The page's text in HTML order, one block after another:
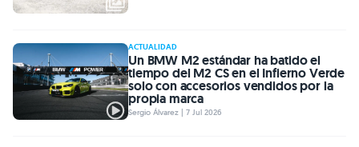
ACTUALIDAD
Un BMW M2 estándar ha batido el
tiempo del M2 CS en el Infierno Verde
solo con accesorios vendidos por la
propia marca
Sergio Álvarez | 7 Jul 2026